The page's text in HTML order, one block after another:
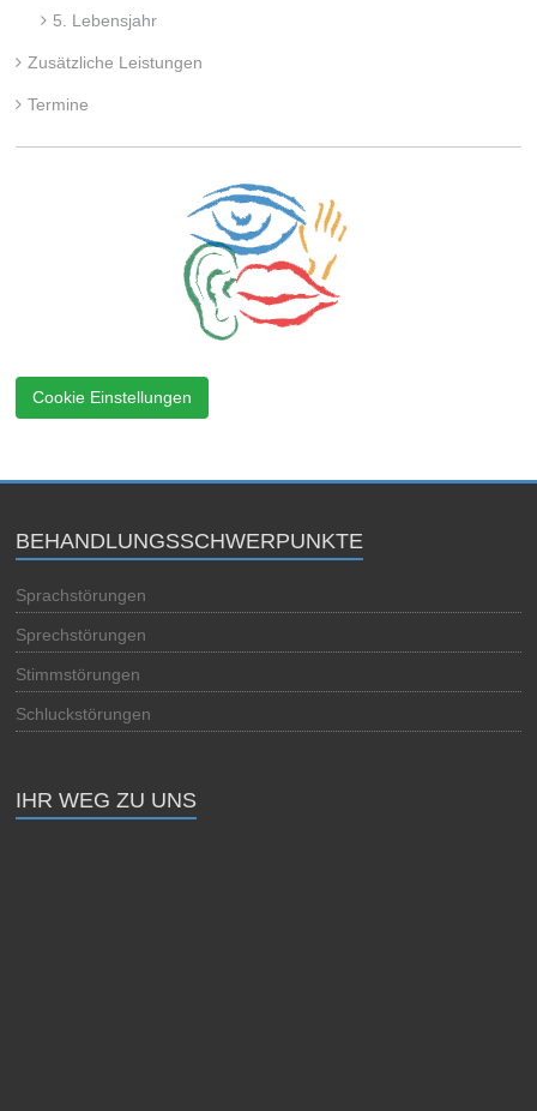
5. Lebensjahr
Zusätzliche Leistungen
Termine
Cookie Einstellungen
BEHANDLUNGSSCHWERPUNKTE
Sprachstörungen
Sprechstörungen
Stimmstörungen
Schluckstörungen
IHR WEG ZU UNS